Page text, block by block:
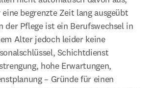
eine begrenzte Zeit lang ausgeübt
der Pflege ist ein Berufswechsel in
Alter jedoch leider keine
Schichtdienst
hohe Erwartungen,
– Gründe für einen